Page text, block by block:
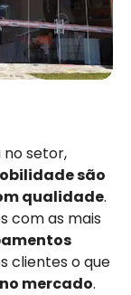
no setor,
são
qualidade.
com as mais
clientes o que
mercado.